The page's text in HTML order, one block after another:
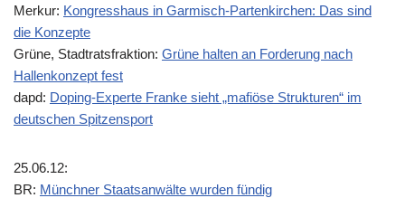
Merkur: Kongresshaus in Garmisch-Partenkirchen: Das sind
die Konzepte
Grüne, Stadtratsfraktion: Grüne halten an Forderung nach
Hallenkonzept fest
dapd: Doping-Experte Franke sieht „mafiöse Strukturen“ im
deutschen Spitzensport
25.06.12:
BR: Münchner Staatsanwälte wurden fündig